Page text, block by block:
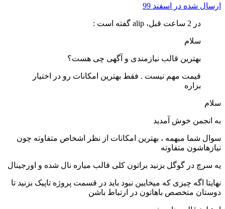
ارسال شده در اسفند 99
در 2 ساعت قبل، alip گفته است :
سلام
بهترین قالب نیازمندی و آگهی چی هست؟
قیمت مهم نیست . فقط بهترین امکانات رو در اختیار
بزاره
سلام
به انجمن خوش آمدید
سوال شما مبهمه ، بهترین امکانات از نظر اشخاص متفاوته چون
نیازهاشون متفاوته
یه سرچ در گوگل بزنید براتون کلی قالب میاره نال شده و اورجینال
نهایتا اگه چیزی که میخایین نبود باید در قسمت پروژه تاپیک بزنید تا
دوستان متخصص باهاتون در ارتباط باشن